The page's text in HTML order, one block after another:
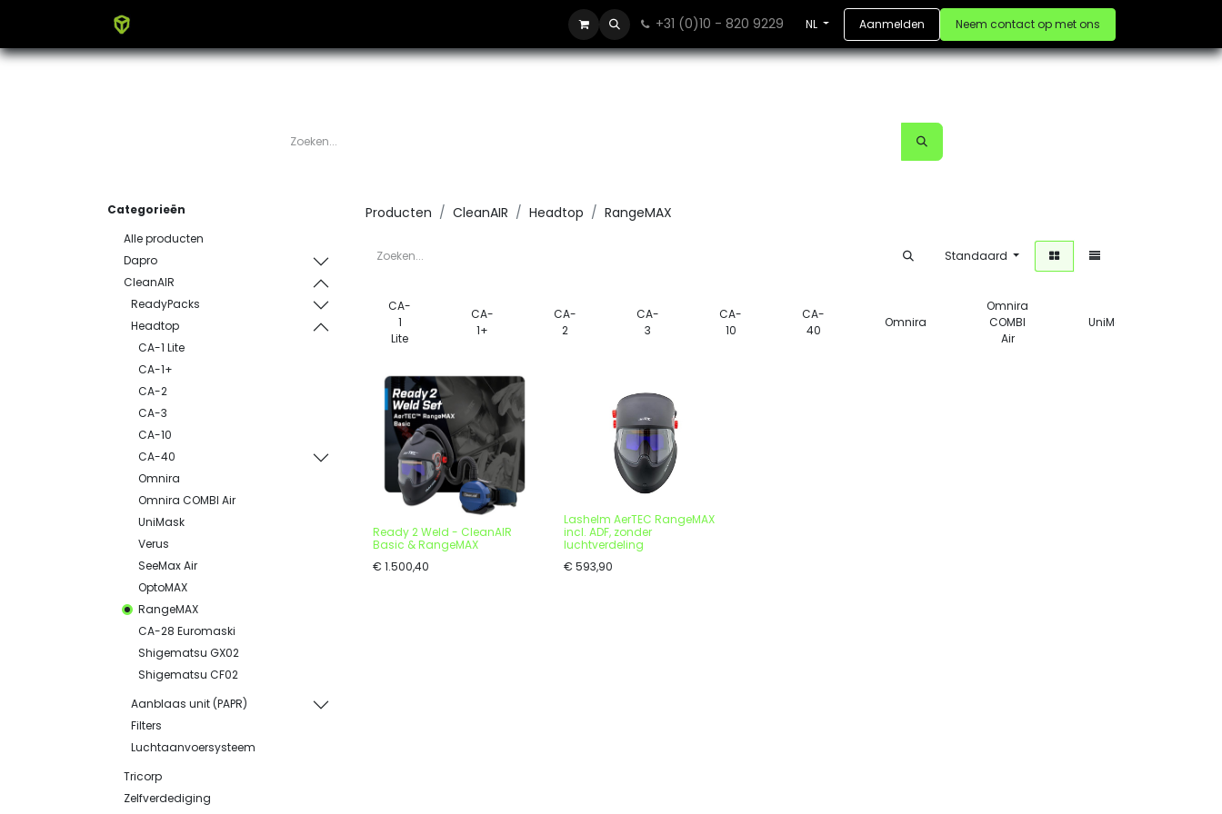
+31 (0)10 - 820 9229 NL Aanmelden Neem contact op met ons
Categorieën
Alle producten
Dapro
CleanAIR
ReadyPacks
Headtop
CA-1 Lite
CA-1+
CA-2
CA-3
CA-10
CA-40
Omnira
Omnira COMBI Air
UniMask
Verus
SeeMax Air
OptoMAX
RangeMAX
CA-28 Euromaski
Shigematsu GX02
Shigematsu CF02
Aanblaas unit (PAPR)
Filters
Luchtaanvoersysteem
Tricorp
Zelfverdediging
Producten CleanAIR Headtop RangeMAX
Standaard
CA-
1
Lite
CA-
1+
CA-
2
CA-
3
CA-
10
CA-
40
Omnira
Omnira
COMBI
Air
UniMask
Ready 2 Weld - CleanAIR
Basic & RangeMAX
€ 1.500,40
Lashelm AerTEC RangeMAX
incl. ADF, zonder
luchtverdeling
€ 593,90